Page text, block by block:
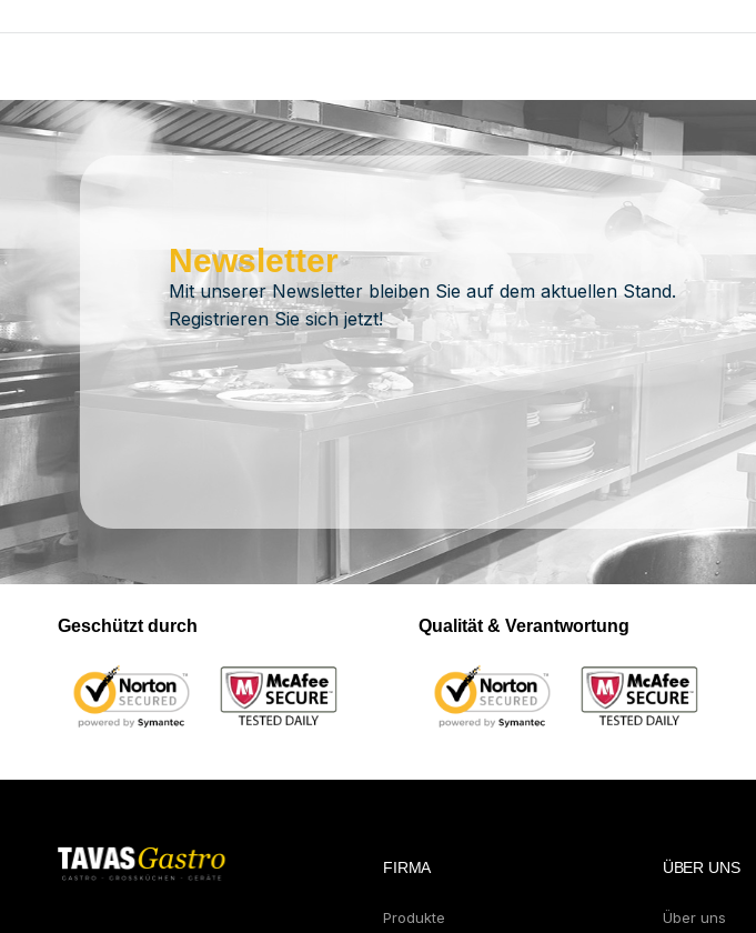
Newsletter
Mit unserer Newsletter bleiben Sie auf dem aktuellen Stand.
Registrieren Sie sich jetzt!
Geschützt durch Qualität & Verantwortung
FIRMA
Produkte
ÜBER UNS
Über uns